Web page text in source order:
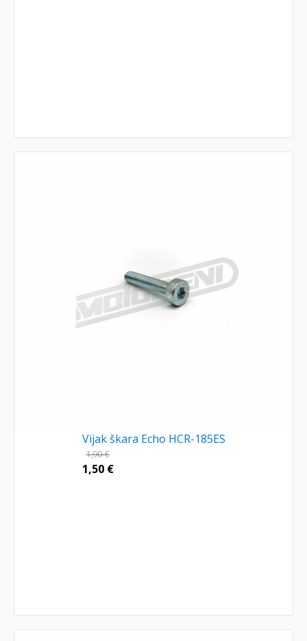
Vijak škara Echo HCR-185ES
1,90€
1,50 €